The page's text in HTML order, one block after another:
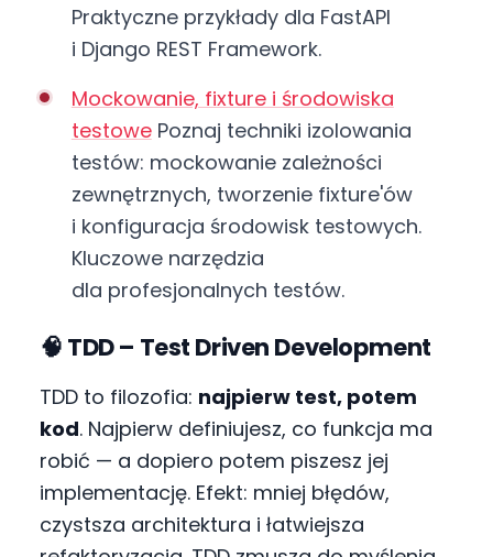
Praktyczne przykłady dla FastAPI
i Django REST Framework.
Mockowanie, fixture i środowiska
testowePoznaj techniki izolowania
testów: mockowanie zależności
zewnętrznych, tworzenie fixture'ów
i konfiguracja środowisk testowych.
Kluczowe narzędzia
dla profesjonalnych testów.
🧠 TDD – Test Driven Development
TDD to filozofia: najpierw test, potem
kod. Najpierw definiujesz, co funkcja ma
robić — a dopiero potem piszesz jej
implementację. Efekt: mniej błędów,
czystsza architektura i łatwiejsza